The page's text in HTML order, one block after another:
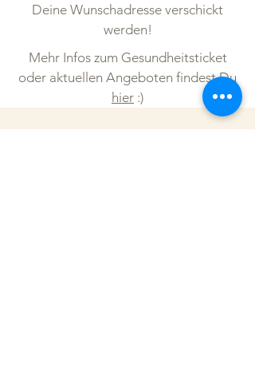
Deine Wunschadresse verschickt
werden!
Mehr Infos zum Gesundheitsticket
oder aktuellen Angeboten findest Du
hier :)